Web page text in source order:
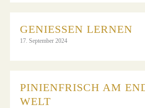
GENIESSEN LERNEN
17. September 2024
PINIENFRISCH AM
WELT